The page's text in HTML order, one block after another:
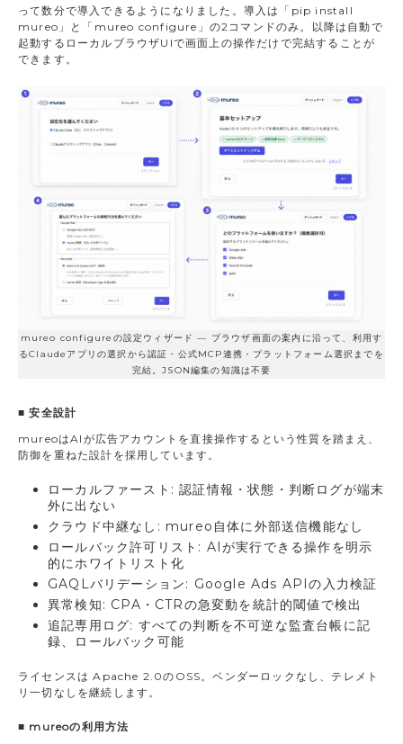
って数分で導入できるようになりました。導入は「pip install
mureo」と「mureo configure」の2コマンドのみ。以降は自動で
起動するローカルブラウザUIで画面上の操作だけで完結することが
できます。
mureo configureの設定ウィザード — ブラウザ画面の案内に沿って、利用す
るClaudeアプリの選択から認証・公式MCP連携・プラットフォーム選択までを
完結。JSON編集の知識は不要
■ 安全設計
mureoはAIが広告アカウントを直接操作するという性質を踏まえ、
防御を重ねた設計を採用しています。
ローカルファースト: 認証情報・状態・判断ログが端末
外に出ない
クラウド中継なし: mureo自体に外部送信機能なし
ロールバック許可リスト: AIが実行できる操作を明示
的にホワイトリスト化
GAQLバリデーション: Google Ads APIの入力検証
異常検知: CPA・CTRの急変動を統計的閾値で検出
追記専用ログ: すべての判断を不可逆な監査台帳に記
録、ロールバック可能
ライセンスは Apache 2.0のOSS。ベンダーロックなし、テレメト
リ一切なしを継続します。
■ mureoの利用方法